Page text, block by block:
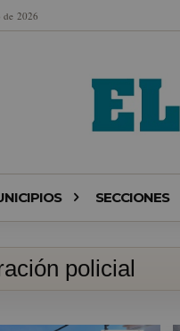
de 2026
SECCIONES
policial